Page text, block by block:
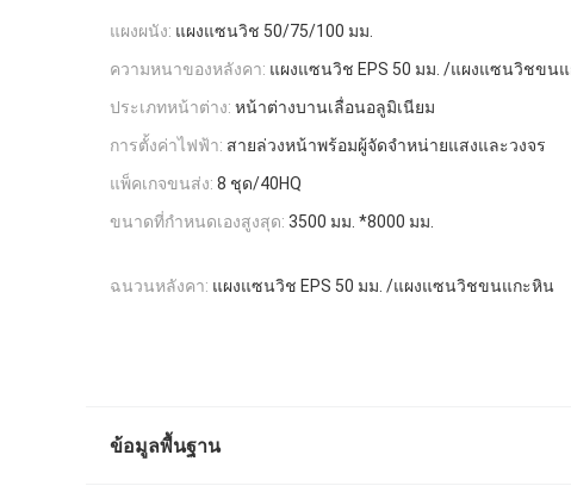
แผงผนัง: แผงแซนวิช 50/75/100 มม.
ความหนาของหลังคา: แผงแซนวิช EPS 50 มม. /แผงแซนวิชขน
ประเภทหน้าต่าง: หน้าต่างบานเลื่อนอลูมิเนียม
การตั้งค่าไฟฟ้า: สายล่วงหน้าพร้อมผู้จัดจำหน่ายแสงและวงจร
แพ็คเกจขนส่ง: 8 ชุด/40HQ
ขนาดที่กำหนดเองสูงสุด: 3500 มม. *8000 มม.
ฉนวนหลังคา: แผงแซนวิช EPS 50 มม. /แผงแซนวิชขนแกะหิน
ข้อมูลพื้นฐาน